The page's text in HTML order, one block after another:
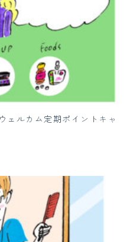
ェルカム定期ポイントキャ